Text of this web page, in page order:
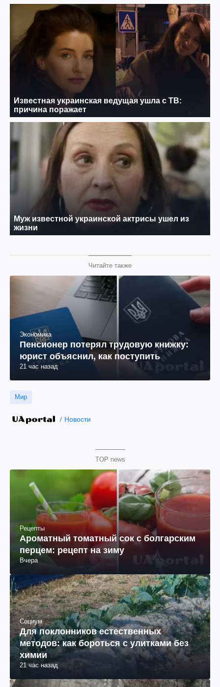
Читайте также
Экономика
Пенсионер потерял трудовую книжку:
юрист объяснил, как поступить
21 час назад
Мир
Новости
TOP news
Рецепты
Ароматный томатный сок с болгарским
перцем: рецепт на зиму
Вчера
Социум
Для поклонников естественных
методов: как бороться с улитками без
химии
21 час назад